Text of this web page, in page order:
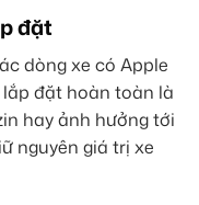
đặt
dòng xe có Apple
đặt hoàn toàn là
hay ảnh hưởng tới
nguyên giá trị xe